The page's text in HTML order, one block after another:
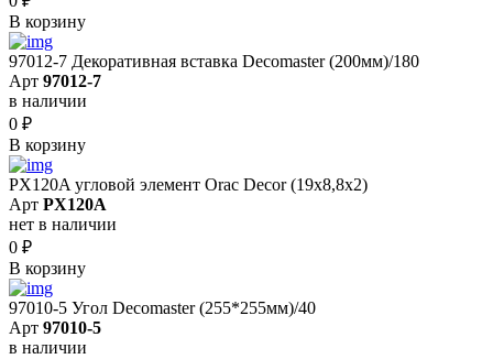
В корзину
97012-7 Декоративная вставка Decomaster (200мм)/180
Арт 97012-7
в наличии
0 ₽
В корзину
PX120A угловой элемент Orac Decor (19x8,8x2)
Арт PX120A
нет в наличии
0 ₽
В корзину
97010-5 Угол Decomaster (255*255мм)/40
Арт 97010-5
в наличии